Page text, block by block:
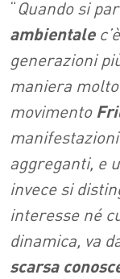
“Quando si
ambientale
generazioni
maniera
movimento
aggreganti, e
invece si
interesse né
dinamica, va
scarsa